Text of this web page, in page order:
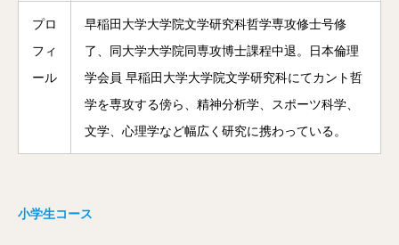
プロ
フィ
ール
早稲田大学大学院文学研究科哲学専攻修士号修
了、同大学大学院同専攻博士課程中退。日本倫理
学会員 早稲田大学大学院文学研究科にてカント哲
学を専攻する傍ら、精神分析学、スポーツ科学、
文学、心理学など幅広く研究に携わっている。
小学生コース